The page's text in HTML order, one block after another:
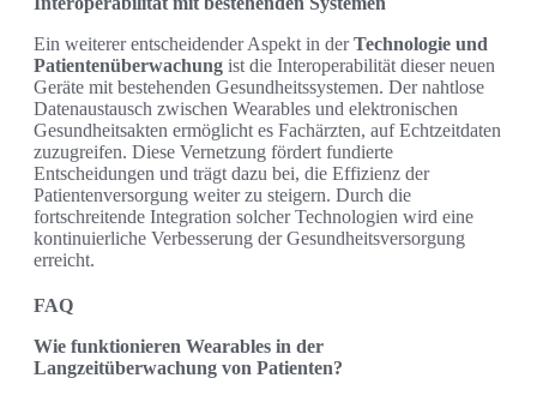
Ein weiterer entscheidender Aspekt in derTechnologie und
Patientenüberwachung ist die Interoperabilität dieser neuen
Geräte mit bestehenden Gesundheitssystemen. Der nahtlose
Datenaustausch zwischen Wearables und elektronischen
Gesundheitsakten ermöglicht es Fachärzten, auf Echtzeitdaten
zuzugreifen. Diese Vernetzung fördert fundierte
Entscheidungen und trägt dazu bei, die Effizienz der
Patientenversorgung weiter zu steigern. Durch die
fortschreitende Integration solcher Technologien wird eine
kontinuierliche Verbesserung der Gesundheitsversorgung
erreicht.
FAQ
Wie funktionieren Wearables in der
Langzeitüberwachung von Patienten?